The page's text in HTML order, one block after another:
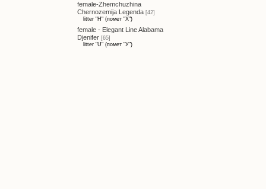
female-Zhemchuzhina
Chernozemija Legenda [42]
litter "H" (помет "Х")
female - Elegant Line Alabama
Djenifer [65]
litter "U" (помет "У")